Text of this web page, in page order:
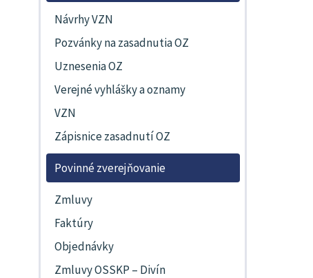
Návrhy VZN
Pozvánky na zasadnutia OZ
Uznesenia OZ
Verejné vyhlášky a oznamy
VZN
Zápisnice zasadnutí OZ
Povinné zverejňovanie
Zmluvy
Faktúry
Objednávky
Zmluvy OSSKP – Divín